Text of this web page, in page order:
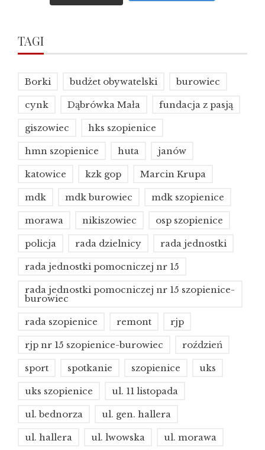
TAGI
Borki budżet obywatelski burowiec
cynk Dąbrówka Mała fundacja z pasją
giszowiec hks szopienice
hmn szopienice huta janów
katowice kzk gop Marcin Krupa
mdk mdk burowiec mdk szopienice
morawa nikiszowiec osp szopienice
policja rada dzielnicy rada jednostki
rada jednostki pomocniczej nr 15
rada jednostki pomocniczej nr 15 szopienice-
burowiec
rada szopienice remont rjp
rjp nr 15 szopienice-burowiec roździeń
sport spotkanie szopienice uks
uks szopienice ul. 11 listopada
ul. bednorza ul. gen. hallera
ul. hallera ul. lwowska ul. morawa